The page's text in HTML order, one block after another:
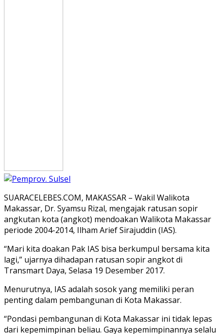
SUARACELEBES.COM, MAKASSAR – Wakil Walikota
Makassar, Dr. Syamsu Rizal, mengajak ratusan sopir
angkutan kota (angkot) mendoakan Walikota Makassar
periode 2004-2014, Ilham Arief Sirajuddin (IAS).
“Mari kita doakan Pak IAS bisa berkumpul bersama kita
lagi,” ujarnya dihadapan ratusan sopir angkot di
Transmart Daya, Selasa 19 Desember 2017.
Menurutnya, IAS adalah sosok yang memiliki peran
penting dalam pembangunan di Kota Makassar.
“Pondasi pembangunan di Kota Makassar ini tidak lepas
dari kepemimpinan beliau. Gaya kepemimpinannya selalu